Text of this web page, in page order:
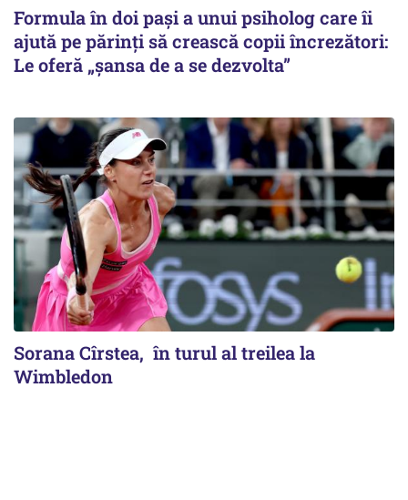
Formula în doi pași a unui psiholog care îi
ajută pe părinți să crească copii încrezători:
Le oferă „șansa de a se dezvolta”
Sorana Cîrstea, în turul al treilea la
Wimbledon